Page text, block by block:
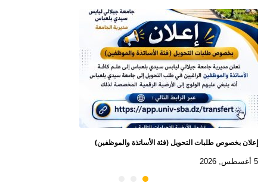
إعلان بخصوص طلبات التحويل (فئة الأساتذة والموظفين)
5 أغسطس, 2026